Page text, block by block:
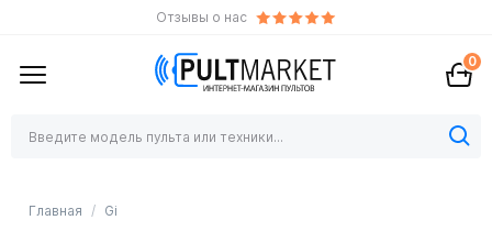
Отзывы о нас
0
Главная Gi